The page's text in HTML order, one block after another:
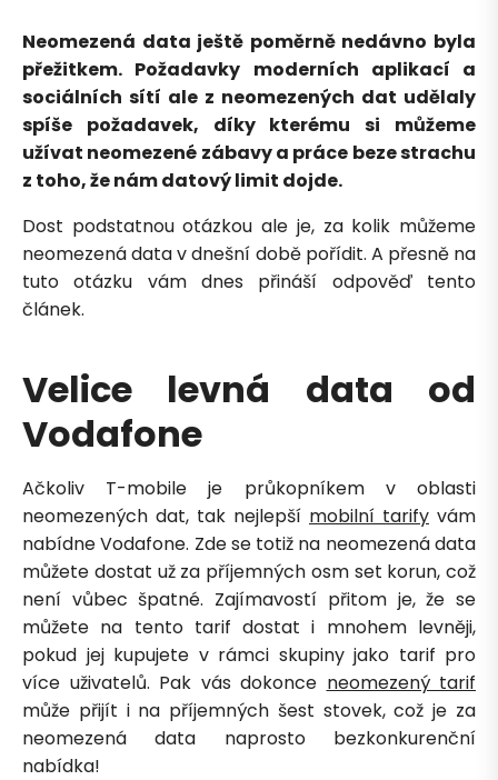
Neomezená data ještě poměrně nedávno byla
přežitkem. Požadavky moderních aplikací a
sociálních sítí ale z neomezených dat udělaly
spíše požadavek, díky kterému si můžeme
užívat neomezené zábavy a práce beze strachu
z toho, že nám datový limit dojde.
Dost podstatnou otázkou ale je, za kolik můžeme
neomezená data v dnešní době pořídit. A přesně na
tuto otázku vám dnes přináší odpověď tento
článek.
Velice levná data od
Vodafone
Ačkoliv T-mobile je průkopníkem v oblasti
neomezených dat, tak nejlepší mobilní tarify vám
nabídne Vodafone. Zde se totiž na neomezená data
můžete dostat už za příjemných osm set korun, což
není vůbec špatné. Zajímavostí přitom je, že se
můžete na tento tarif dostat i mnohem levněji,
pokud jej kupujete v rámci skupiny jako tarif pro
více uživatelů. Pak vás dokonce neomezený tarif
může přijít i na příjemných šest stovek, což je za
neomezená data naprosto bezkonkurenční
nabídka!